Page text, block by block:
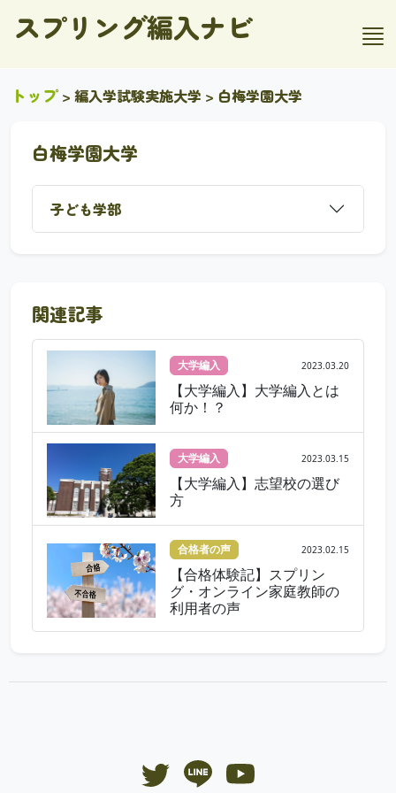
スプリング編入ナビ
トップ> 編入学試験実施大学 > 白梅学園大学
白梅学園大学
子ども学部
関連記事
大学編入 2023.03.20
【大学編入】大学編入とは
何か！？
大学編入 2023.03.15
【大学編入】志望校の選び
方
合格者の声 2023.02.15
【合格体験記】スプリン
グ・オンライン家庭教師の
利用者の声